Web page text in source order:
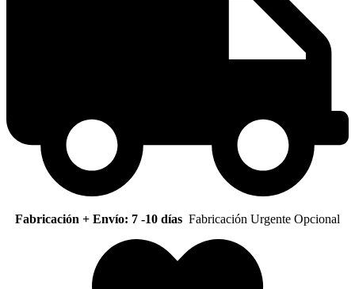
Fabricación + Envío: 7 -10 días Fabricación Urgente Opcional